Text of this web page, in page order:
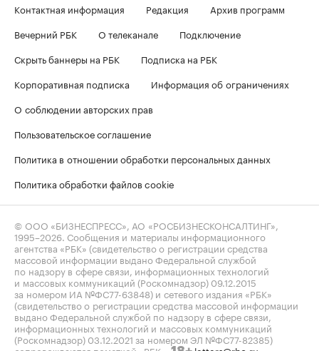
Контактная информация Редакция
Архив программ
Вечерний РБК
О телеканале
Подключение
Скрыть баннеры на РБК
Подписка на РБК
Корпоративная подписка
Информация об ограничениях
О соблюдении авторских прав
Пользовательское соглашение
Политика в отношении обработки персональных данных
Политика обработки файлов cookie
© ООО «БИЗНЕСПРЕСС», АО «РОСБИЗНЕСКОНСАЛТИНГ»,
1995–2026 . Сообщения и материалы информационного
агентства «РБК» (свидетельство о регистрации средства
массовой информации выдано Федеральной службой
по надзору в сфере связи, информационных технологий
и массовых коммуникаций (Роскомнадзор) 09.12.2015
за номером ИА №ФС77-63848) и сетевого издания «РБК»
(свидетельство о регистрации средства массовой информации
выдано Федеральной службой по надзору в сфере связи,
информационных технологий и массовых коммуникаций
(Роскомнадзор) 03.12.2021 за номером ЭЛ №ФС77-82385)